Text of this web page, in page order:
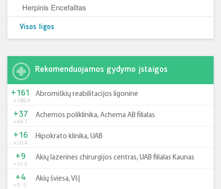
Herpinis Encefalitas
Visos ligos
Rekomenduojamos gydymo įstaigos
+185-24
+161 Abromiškių reabilitacijos ligoninė
+44-7
+37 Achemos poliklinika, Achema AB filialas
+20-4
+16 Hipokrato klinika, UAB
+15-6
+9 Akių lazerinės chirurgijos centras, UAB filialas Kaunas
+9 -5
+4 Akių šviesa, VšĮ